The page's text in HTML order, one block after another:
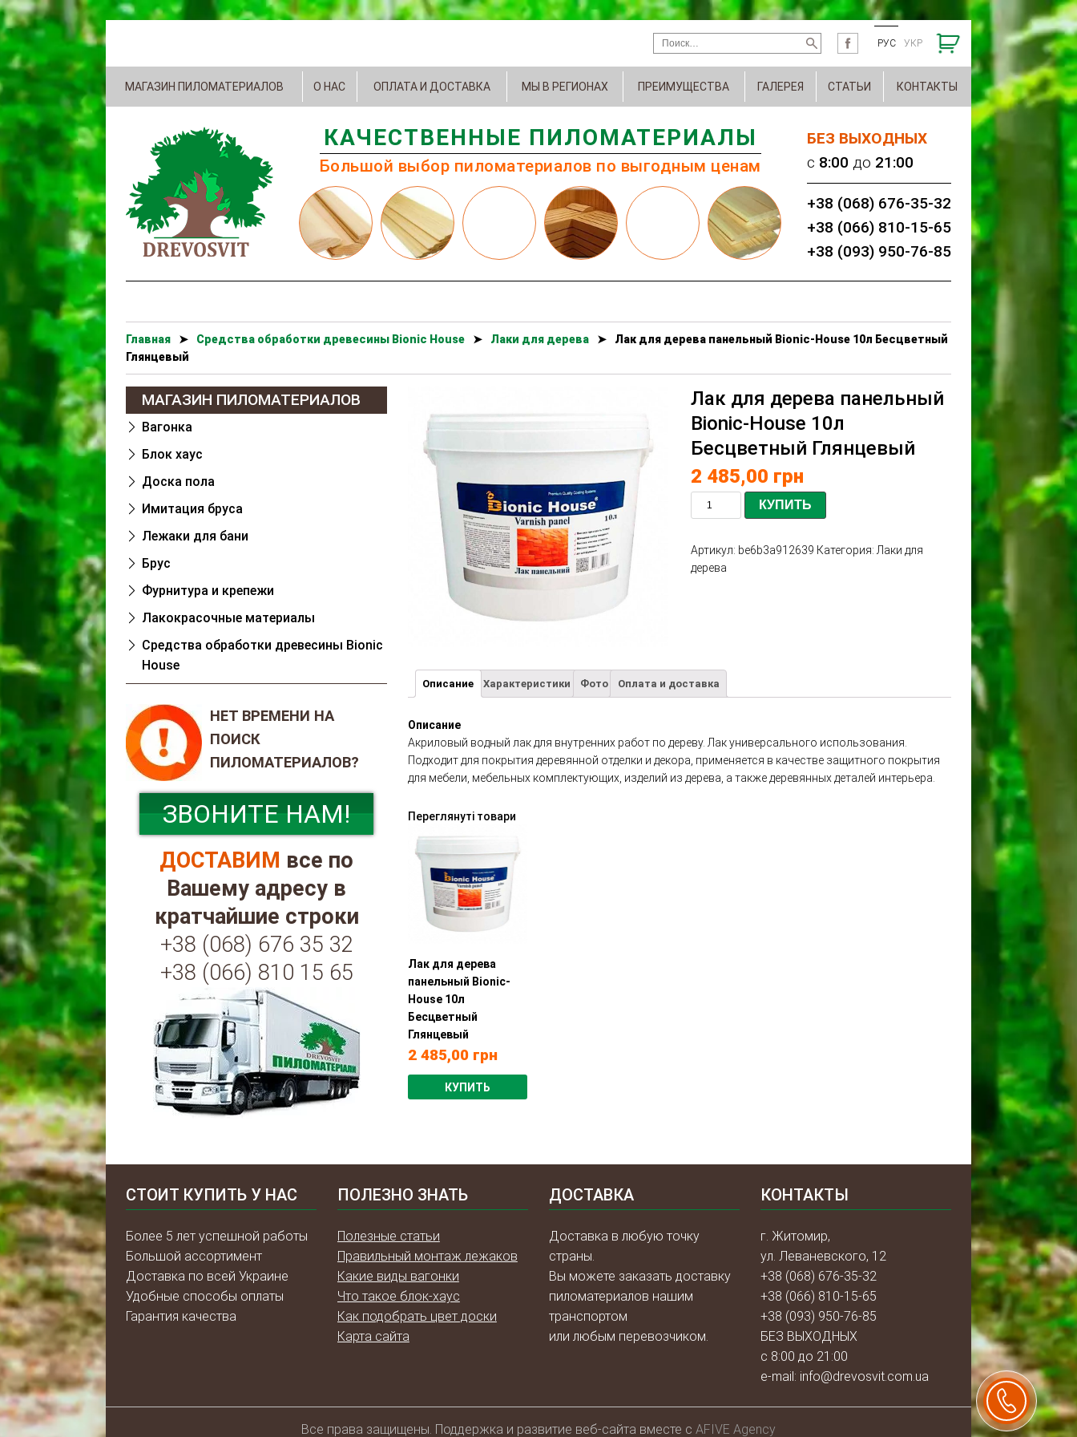
РУС УКР
МАГАЗИН ПИЛОМАТЕРИАЛОВ О НАС ОПЛАТА И ДОСТАВКА МЫ В РЕГИОНАХ ПРЕИМУЩЕСТВА ГАЛЕРЕЯ СТАТЬИ КОНТАКТЫ
БЕЗ ВЫХОДНЫХ
c 8:00 до 21:00
+38 (068) 676-35-32
+38 (066) 810-15-65
+38 (093) 950-76-85
КАЧЕСТВЕННЫЕ ПИЛОМАТЕРИАЛЫ
Большой выбор пиломатериалов по выгодным ценам
Главная ➤ Cредства обработки древесины Bionic House ➤ Лаки для дерева ➤
Лак для дерева панельный Bionic-House 10л Бесцветный
Глянцевый
Лак для дерева панельный
Bionic-House 10л
Бесцветный Глянцевый
2 485,00 грн
КУПИТЬ
Артикул: be6b3a912639 Категория: Лаки для
дерева
Описание Характеристики Фото Оплата и доставка
Описание
Акриловый водный лак для внутренних работ по дереву. Лак универсального использования.
Подходит для покрытия деревянной отделки и декора, применяется в качестве защитного покрытия
для мебели, мебельных комплектующих, изделий из дерева, а также деревянных деталей интерьера.
Переглянуті товари
Лак для дерева
панельный Bionic-
House 10л
Бесцветный
Глянцевый
2 485,00грн
КУПИТЬ
МАГАЗИН ПИЛОМАТЕРИАЛОВ
Вагонка
Блок хаус
Доска пола
Имитация бруса
Лежаки для бани
Брус
Фурнитура и крепежи
Лакокрасочные материалы
Cредства обработки древесины Bionic
House
НЕТ ВРЕМЕНИ НА
ПОИСК
ПИЛОМАТЕРИАЛОВ?
ЗВОНИТЕ НАМ!
ДОСТАВИМ все по
Вашему адресу в
кратчайшие строки
+38 (068) 676 35 32
+38 (066) 810 15 65
СТОИТ КУПИТЬ У НАС
Более 5 лет успешной работы
Большой ассортимент
Доставка по всей Украине
Удобные способы оплаты
Гарантия качества
ПОЛЕЗНО ЗНАТЬ
Полезные статьи
Правильный монтаж лежаков
Какие виды вагонки
Что такое блок-хаус
Как подобрать цвет доски
Карта сайта
ДОСТАВКА
Доставка в любую точку
страны.
Вы можете заказать доставку
пиломатериалов нашим
транспортом
или любым перевозчиком.
КОНТАКТЫ
г. Житомир,
ул. Леваневского, 12
+38 (068) 676-35-32
+38 (066) 810-15-65
+38 (093) 950-76-85
БЕЗ ВЫХОДНЫХ
с 8:00 до 21:00
e-mail: info@drevosvit.com.ua
Всe права защищены. Поддержка и развитие веб-сайта вместе с AFIVE Agency